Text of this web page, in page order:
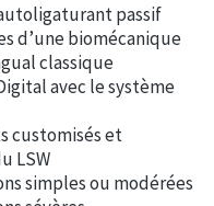
passif
d’une biomécanique
classique
avec le système
customisés et
LSW
simples ou modérées